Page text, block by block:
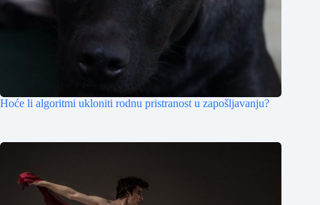
Hoće li algoritmi ukloniti rodnu pristranost u zapošljavanju?